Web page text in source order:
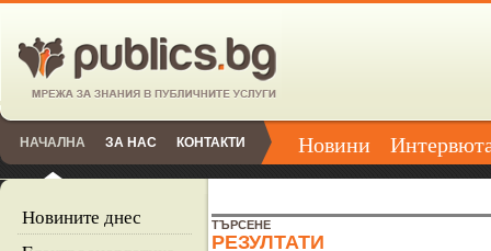
НАЧАЛНА ЗА НАС КОНТАКТИ Новини
Новините днес
ТЪРСЕНЕ
РЕЗУЛТАТИ